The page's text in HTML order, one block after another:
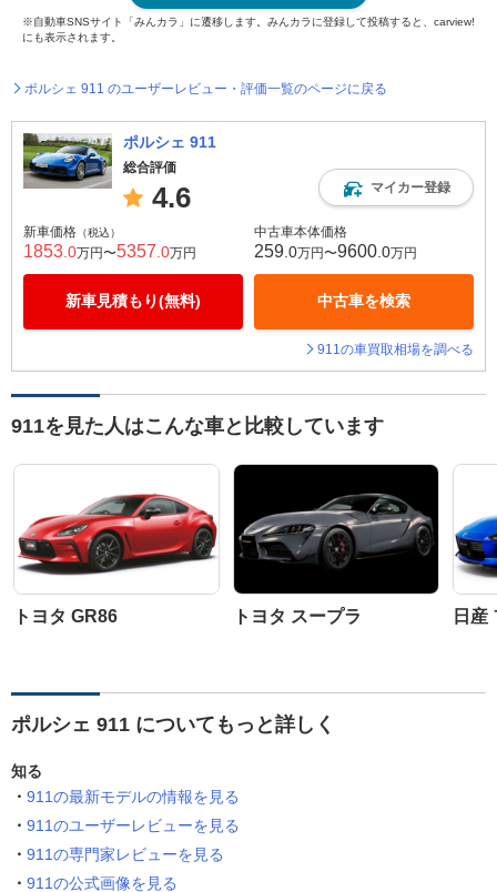
※自動車SNSサイト「みんカラ」に遷移します。みんカラに登録して投稿すると、carview!
にも表示されます。
ポルシェ 911 のユーザーレビュー・評価一覧のページに戻る
ポルシェ 911
総合評価
4.6 マイカー登録
新車価格 （税込）
1853 .0万円〜5357 .0万円
新車見積もり(無料)
中古車本体価格
259 .0万円〜9600 .0万円
中古車を検索
911の車買取相場を調べる
911を見た人はこんな車と比較しています
トヨタ GR86 トヨタ スープラ 日産
ポルシェ 911 についてもっと詳しく
知る
911の最新モデルの情報を見る
911のユーザーレビューを見る
911の専門家レビューを見る
911の公式画像を見る